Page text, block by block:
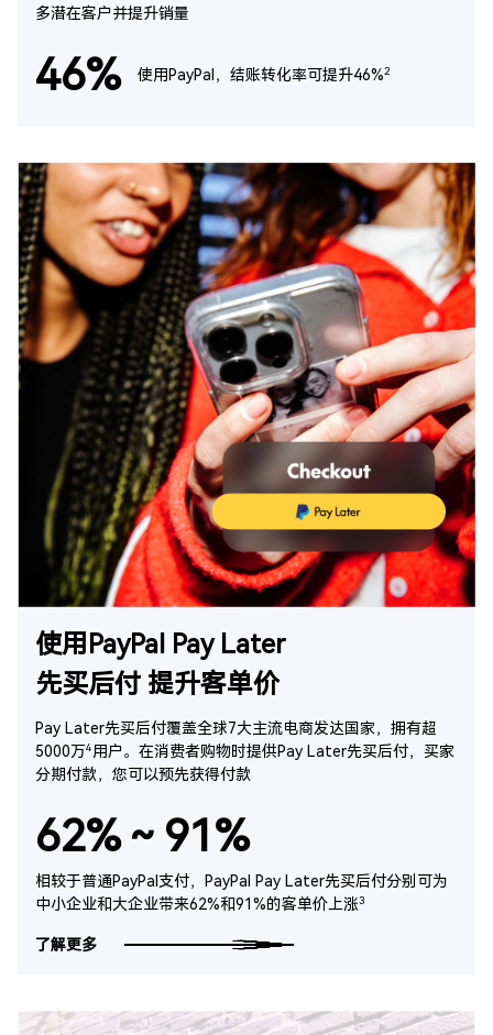
多潜在客户并提升销量
46% 使用PayPal，结账转化率可提升46%2
使用PayPal Pay Later
先买后付 提升客单价
Pay Later先买后付覆盖全球7大主流电商发达国家，拥有超
5000万4用户。在消费者购物时提供Pay Later先买后付，买家
分期付款，您可以预先获得付款
62%～91%
相较于普通PayPal支付，PayPal Pay Later先买后付分别可为
中小企业和大企业带来62%和91%的客单价上涨3
了解更多